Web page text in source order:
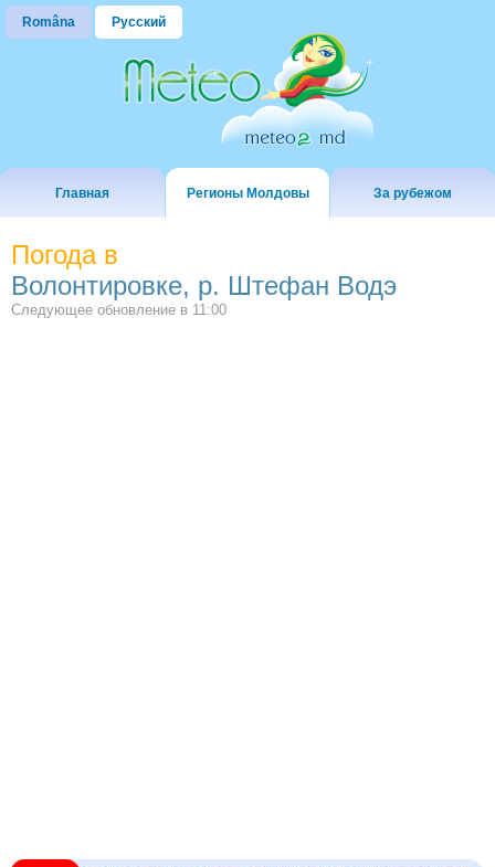
Româna Русский
Главная Регионы Молдовы За рубежом
Погода в
Волонтировке, р. Штефан Водэ
Следующее обновление в 11:00